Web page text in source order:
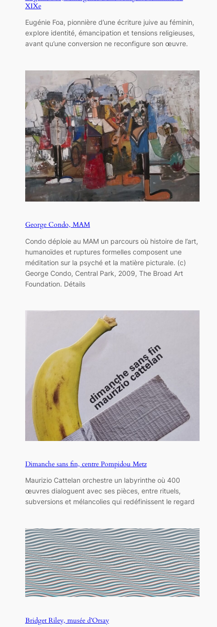
XIXe
Eugénie Foa, pionnière d’une écriture juive au féminin,
explore identité, émancipation et tensions religieuses,
avant qu’une conversion ne reconfigure son œuvre.
George Condo, MAM
Condo déploie au MAM un parcours où histoire de l’art,
humanoïdes et ruptures formelles composent une
méditation sur la psyché et la matière picturale. (c)
George Condo, Central Park, 2009, The Broad Art
Foundation. Détails
Dimanche sans fin, centre Pompidou Metz
Maurizio Cattelan orchestre un labyrinthe où 400
œuvres dialoguent avec ses pièces, entre rituels,
subversions et mélancolies qui redéfinissent le regard
Bridget Riley, musée d’Orsay